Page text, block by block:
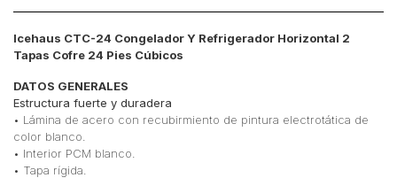
Icehaus CTC-24 Congelador Y Refrigerador Horizontal 2
Tapas Cofre 24 Pies Cúbicos
DATOS GENERALES
Estructura fuerte y duradera
• Lámina de acero con recubirmiento de pintura electrotática de
color blanco.
• Interior PCM blanco.
• Tapa rígida.